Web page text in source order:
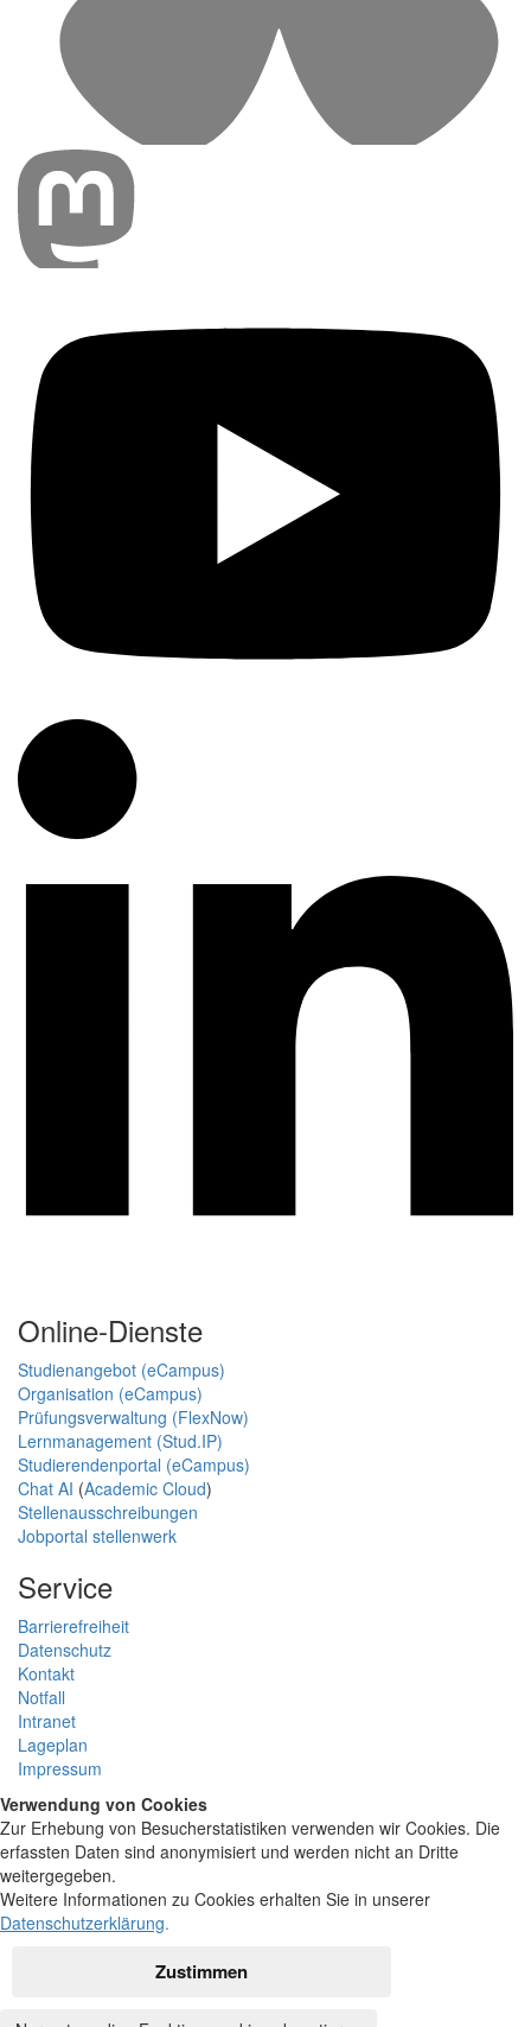
Online-Dienste
Studienangebot (eCampus)
Organisation (eCampus)
Prüfungsverwaltung (FlexNow)
Lernmanagement (Stud.IP)
Studierendenportal (eCampus)
Chat AI (Academic Cloud)
Stellenausschreibungen
Jobportal stellenwerk
Service
Barrierefreiheit
Datenschutz
Kontakt
Notfall
Intranet
Lageplan
Impressum
Verwendung von Cookies
Zur Erhebung von Besucherstatistiken verwenden wir Cookies. Die
erfassten Daten sind anonymisiert und werden nicht an Dritte
weitergegeben.
Weitere Informationen zu Cookies erhalten Sie in unserer
Datenschutzerklärung.
Zustimmen